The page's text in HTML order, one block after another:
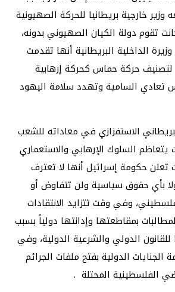
خارجية بريطانيا للحركة الصهيونية
تقوم دولة الكيان الصهيوني بدونه،
الداخلية البريطانية أنها تقدمت
لتصنيف حركة حماس كحركة إرهابية
تعادي السامية وتهدد سلامة اليهود
الاستفزازي في معاداته للشعب
السلوك الإرهابي والاستعماري
حكومة إسرائيل أنها لا تعترف
بأي حقوق سياسية ولن تتفاوض أو
وفي وقت تتزايد الانتقادات
بمقاطعتها وإدانتها دولياً بسبب
للقانون الدولي والشرعية الدولية، وفي
الدولية بفتح ملفات الجرائم
الفلسطينية المحتلة .